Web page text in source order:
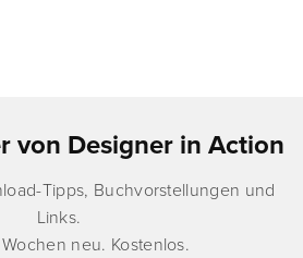
von Designer in Action
Tipps, Buchvorstellungen und
Links.
neu. Kostenlos.